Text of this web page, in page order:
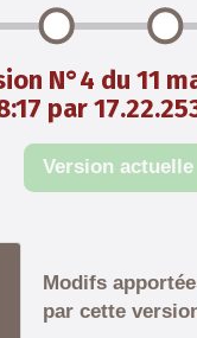
N°4 du 11
par
Version actuelle
Modifs
par cette